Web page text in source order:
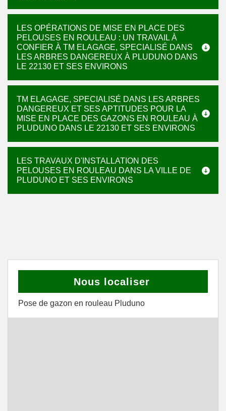
LES OPÉRATIONS DE MISE EN PLACE DES
PELOUSES EN ROULEAU : UN TRAVAIL À
CONFIER À TM ELAGAGE, SPECIALISÉ DANS
LES ARBRES DANGEREUX À PLUDUNO DANS
LE 22130 ET SES ENVIRONS
TM ELAGAGE, SPECIALISÉ DANS LES ARBRES
DANGEREUX ET SES APTITUDES POUR LA
MISE EN PLACE DES GAZONS EN ROULEAU À
PLUDUNO DANS LE 22130 ET SES ENVIRONS
LES TRAVAUX D'INSTALLATION DES
PELOUSES EN ROULEAU DANS LA VILLE DE
PLUDUNO ET SES ENVIRONS
Nous localiser
Pose de gazon en rouleau Pluduno